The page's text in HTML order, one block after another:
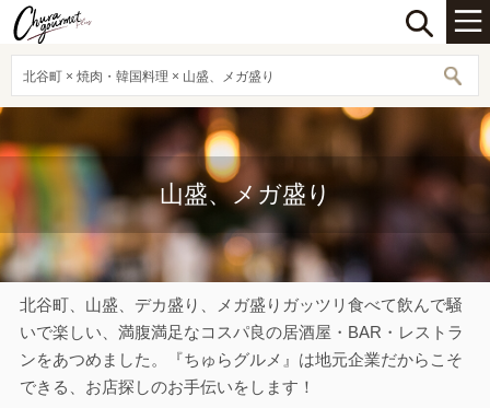
北谷町 × 焼肉・韓国料理 × 山盛、メガ盛り
山盛、メガ盛り
北谷町、山盛、デカ盛り、メガ盛りガッツリ食べて飲んで騒
いで楽しい、満腹満足なコスパ良の居酒屋・BAR・レストラ
ンをあつめました。『ちゅらグルメ』は地元企業だからこそ
できる、お店探しのお手伝いをします！